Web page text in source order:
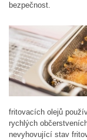
bezpečnost.
fritovacích olejů
rychlých
nevyhovující stav